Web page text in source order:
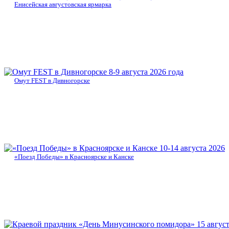
Енисейская августовская ярмарка
8-9 августа 2026 года
Омут FEST в Дивногорске
10-14 августа 2026
«Поезд Победы» в Красноярске и Канске
15